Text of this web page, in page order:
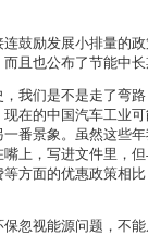
鼓励发展小排量的政
且也公布了节能中
我们是不是走了弯路
在的中国汽车工业
番景象。虽然这些
上，写进文件里，
方面的优惠政策相
忽视能源问题，不能